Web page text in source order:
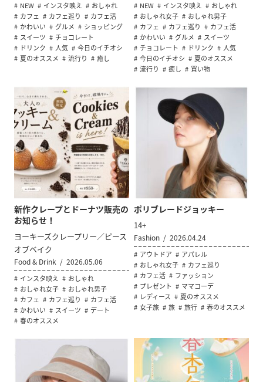
NEW インスタ映え
おしゃれ
カフェ
カフェ巡り
カフェ活
かわいい
グルメ
ショッピング
スイーツ
チョコレート
ドリンク
人気
今日のイチオシ
夏のオススメ
流行り 癒し
NEW インスタ映え
おしゃれ
おしゃれ女子
おしゃれ男子
カフェ
カフェ巡り
カフェ活
かわいい
グルメ
スイーツ
チョコレート
ドリンク
人気
今日のイチオシ
夏のオススメ
流行り
癒し 買い物
新作クレープとドーナツ販売の
お知らせ！
ヨーキーズクレープリー／ピース
オブベイク
Food & Drink 2026.05.06
インスタ映え
おしゃれ
おしゃれ女子
おしゃれ男子
カフェ
カフェ巡り
カフェ活
かわいい
スイーツ
デート
春のオススメ
ポリブレードジョッキー
14+
Fashion 2026.04.24
アウトドア
アパレル
おしゃれ女子
カフェ巡り
カフェ活
ファッション
プレゼント
ママコーデ
レディース
夏のオススメ
女子旅
旅 旅行 春のオススメ